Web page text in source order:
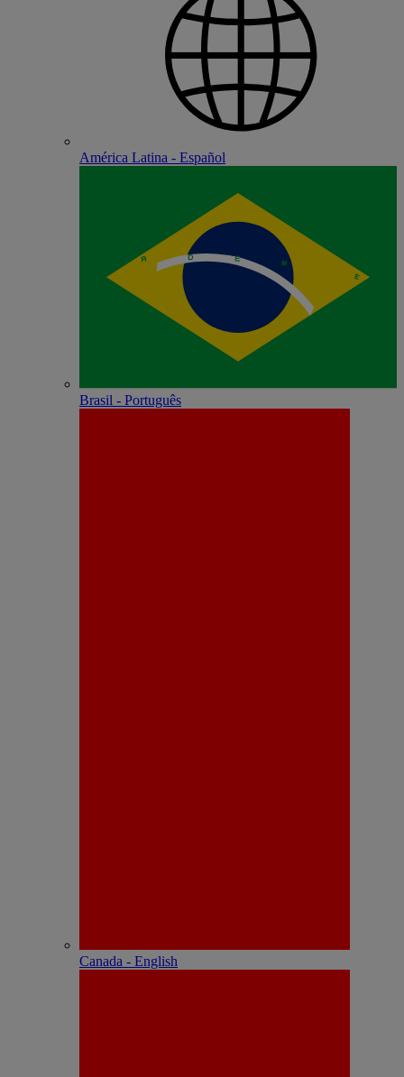
América Latina - Español
Brasil - Português
Canada - English